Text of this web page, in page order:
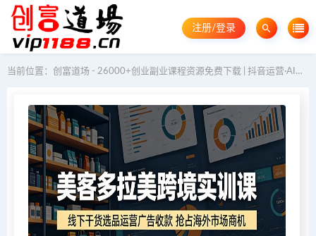
注册/登录
当前位置： 创富道场 - 26000+创业副业课程资源免费下载 | 抖音运营·AI教程·GEO优化